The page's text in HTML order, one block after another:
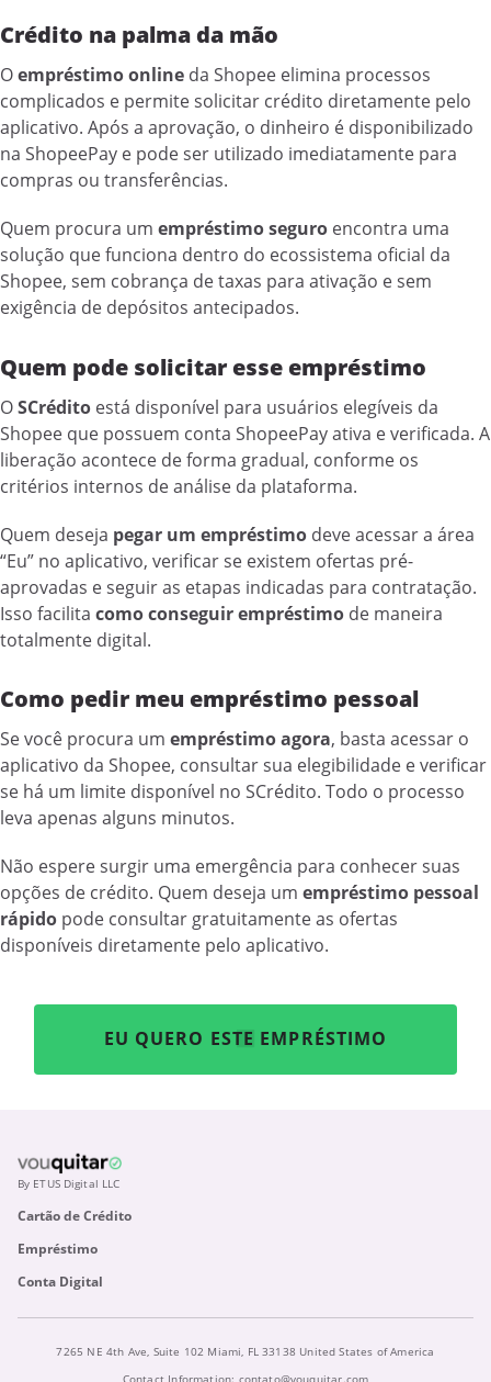
Crédito na palma da mão
Oempréstimo online da Shopee elimina processos
complicados e permite solicitar crédito diretamente pelo
aplicativo. Após a aprovação, o dinheiro é disponibilizado
na ShopeePay e pode ser utilizado imediatamente para
compras ou transferências.
Quem procura um empréstimo seguro encontra uma
solução que funciona dentro do ecossistema oficial da
Shopee, sem cobrança de taxas para ativação e sem
exigência de depósitos antecipados.
Quem pode solicitar esse empréstimo
OSCrédito está disponível para usuários elegíveis da
Shopee que possuem conta ShopeePay ativa e verificada. A
liberação acontece de forma gradual, conforme os
critérios internos de análise da plataforma.
Quem deseja pegar um empréstimo deve acessar a área
“Eu” no aplicativo, verificar se existem ofertas pré-
aprovadas e seguir as etapas indicadas para contratação.
Isso facilita como conseguir empréstimo de maneira
totalmente digital.
Como pedir meu empréstimo pessoal
Se você procura um empréstimo agora, basta acessar o
aplicativo da Shopee, consultar sua elegibilidade e verificar
se há um limite disponível no SCrédito. Todo o processo
leva apenas alguns minutos.
Não espere surgir uma emergência para conhecer suas
opções de crédito. Quem deseja um empréstimo pessoal
rápido pode consultar gratuitamente as ofertas
disponíveis diretamente pelo aplicativo.
EU QUERO ESTE EMPRÉSTIMO
By ETUS Digital LLC
Cartão de Crédito
Empréstimo
Conta Digital
7265 NE 4th Ave, Suite 102 Miami, FL 33138 United States of America
Contact Information: contato@vouquitar.com